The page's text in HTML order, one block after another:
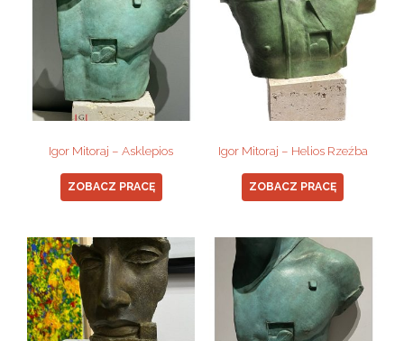
Igor Mitoraj – Asklepios
ZOBACZ PRACĘ
Igor Mitoraj – Helios Rzeźba
ZOBACZ PRACĘ